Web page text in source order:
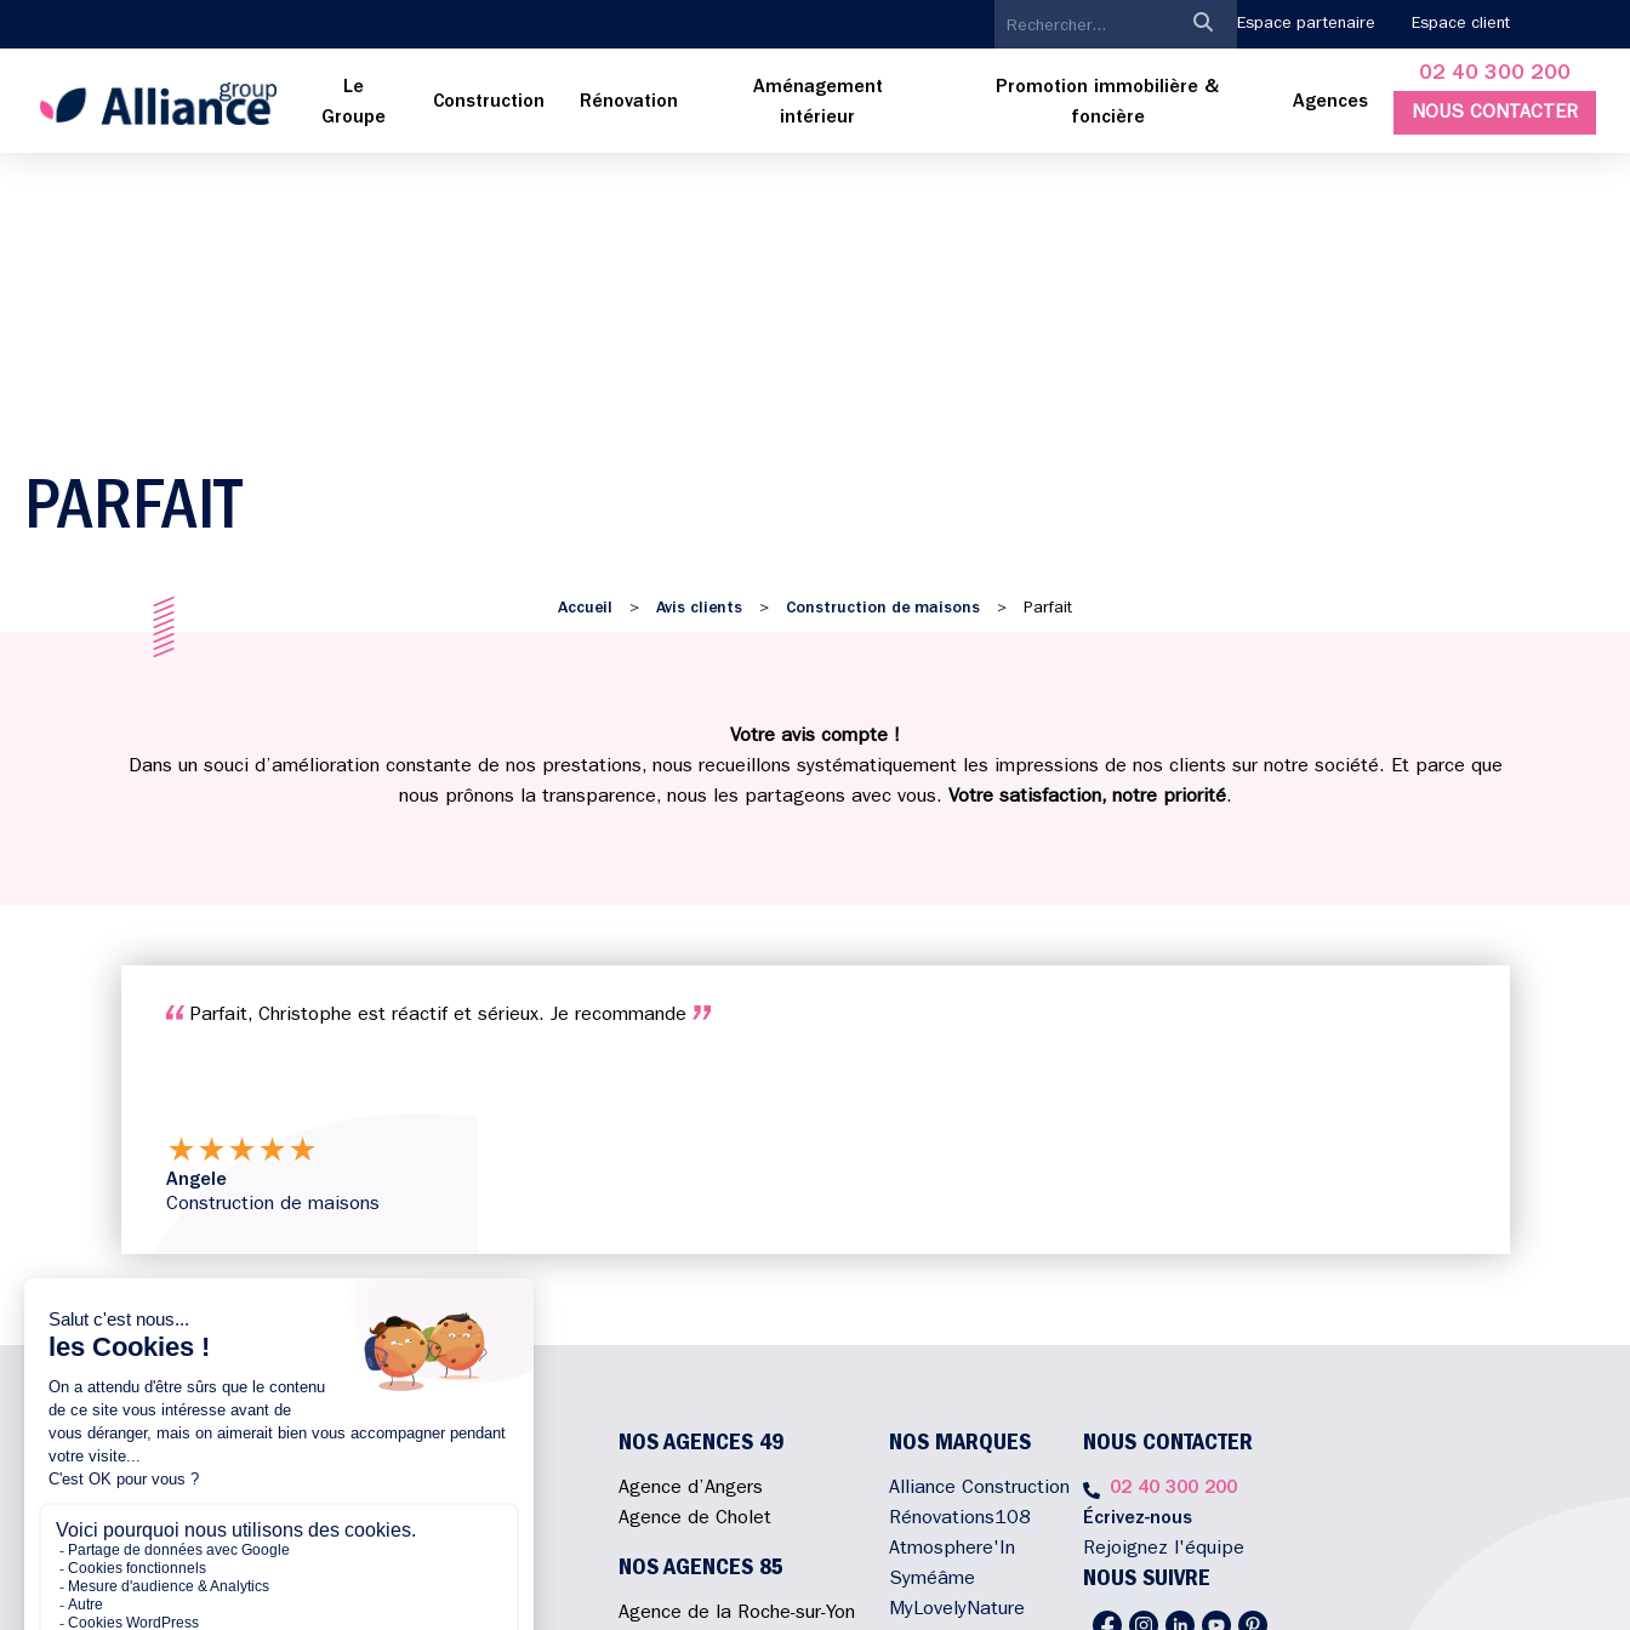
Espace partenaire Espace client
Le
Groupe
Construction Rénovation
Aménagement
intérieur
Promotion immobilière &
foncière
Agences
02 40 300 200
NOUS CONTACTER
PARFAIT
Accueil > Avis clients > Construction de maisons > Parfait
Votre avis compte !
Dans un souci d’amélioration constante de nos prestations, nous recueillons systématiquement les impressions de nos clients sur notre société. Et parce que
nous prônons la transparence, nous les partageons avec vous. Votre satisfaction, notre priorité.
Parfait, Christophe est réactif et sérieux. Je recommande
★★★★★
Angele
Construction de maisons
NOTRE ENTREPRISE
Notre entreprise
Nos engagements
Nos partenaires
Avis clients
NOS AGENCES 44
Agence de Nantes
NOS AGENCES 49
Agence d’Angers
Agence de Cholet
NOS AGENCES 85
Agence de la Roche-sur-Yon
NOS MARQUES
Alliance Construction
Rénovations108
Atmosphere'In
Syméâme
MyLovelyNature
NOUS CONTACTER
02 40 300 200
Écrivez-nous
Rejoignez l'équipe
NOUS SUIVRE